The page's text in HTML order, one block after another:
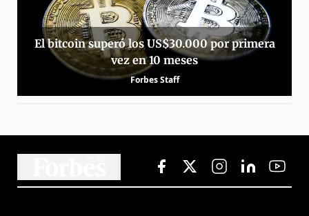
El bitcoin superó los US$30.000 por primera
vez en 10 meses
Forbes Staff